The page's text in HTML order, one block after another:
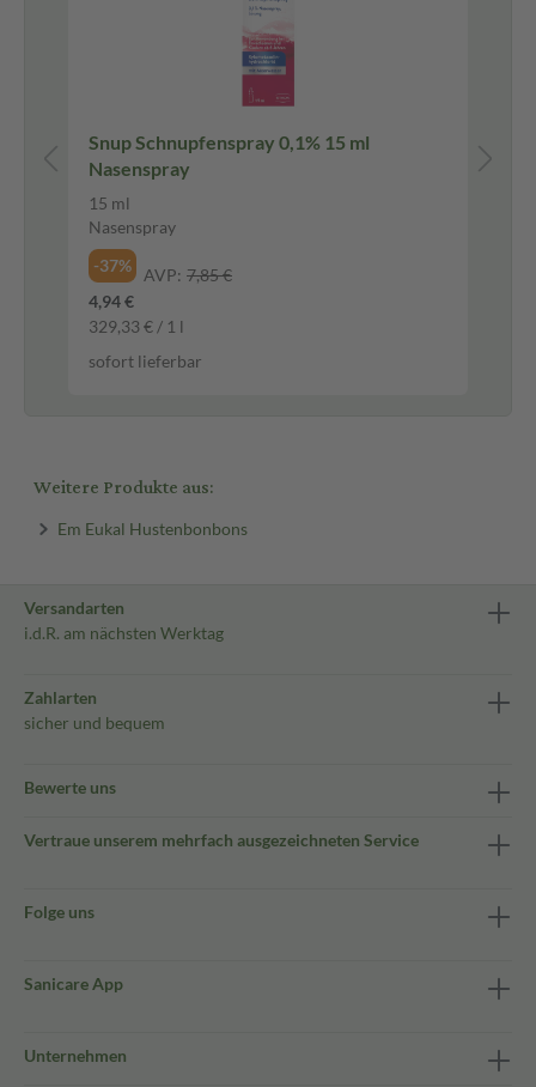
Snup Schnupfenspray 0,1% 15 ml
Nasenspray
15 ml
Nasenspray
-37%
AVP: 7,85 €
4,94 €
329,33 € / 1 l
sofort lieferbar
Weitere Produkte aus:
Em Eukal Hustenbonbons
Versandarten
i.d.R. am nächsten Werktag
Zahlarten
sicher und bequem
Bewerte uns
Vertraue unserem mehrfach ausgezeichneten Service
Folge uns
Sanicare App
Unternehmen